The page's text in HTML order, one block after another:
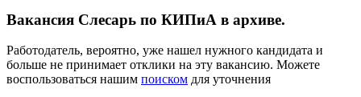
Вакансия Слесарь по КИПиА в архиве.
Работодатель, вероятно, уже нашел нужного кандидата и
больше не принимает отклики на эту вакансию. Можете
воспользоваться нашим поиском для уточнения